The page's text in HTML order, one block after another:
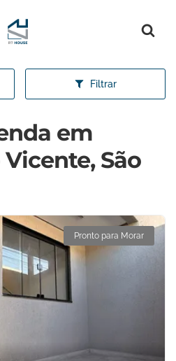
Página inicial
Filtrar
em
São
Pronto para Morar